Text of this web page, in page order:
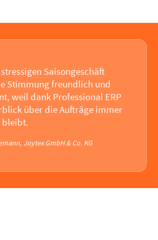
Saisongeschäft
Stimmung freundlich und
weil dank Professional ERP
über die Aufträge immer
bleibt.
Joytex GmbH & Co. KG